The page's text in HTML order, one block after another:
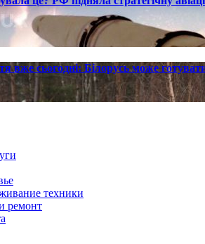
вже сьогодні: Білорусь може
техники
ремонт